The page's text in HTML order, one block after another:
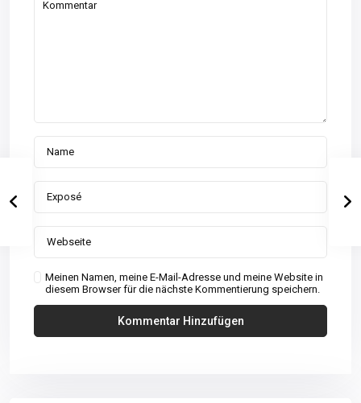
Meinen Namen, meine E-Mail-Adresse und meine Website in
diesem Browser für die nächste Kommentierung speichern.